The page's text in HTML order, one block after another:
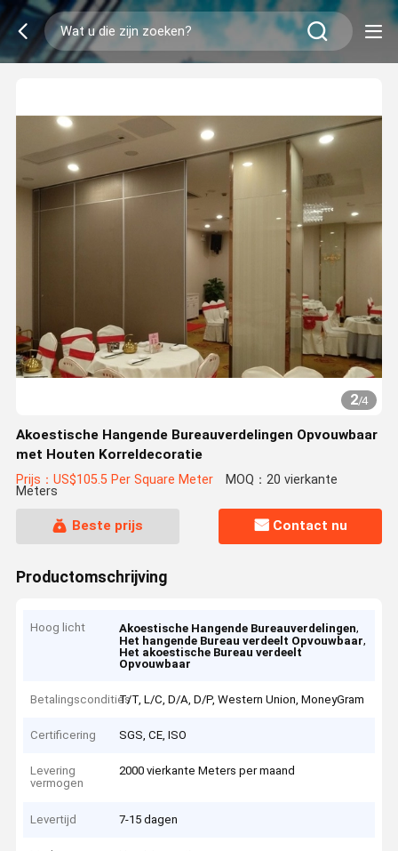
2/4
Akoestische Hangende Bureauverdelingen Opvouwbaar
met Houten Korreldecoratie
Prijs：US$105.5 Per Square Meter MOQ：20 vierkante
Meters
Beste prijs Contact nu
Productomschrijving
Hoog licht Akoestische Hangende Bureauverdelingen,
Het hangende Bureau verdeelt Opvouwbaar,
Het akoestische Bureau verdeelt
Opvouwbaar
BetalingsconditiesT/T, L/C, D/A, D/P, Western Union, MoneyGram
Certificering SGS, CE, ISO
Levering
vermogen
2000 vierkante Meters per maand
Levertijd 7-15 dagen